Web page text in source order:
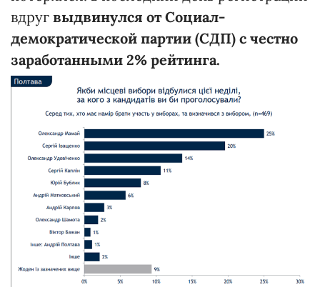
вдруг выдвинулся от Социал-
демократической партии (СДП) с честно
заработанными 2% рейтинга.